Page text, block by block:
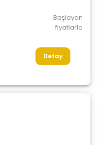
Başlayan
fiyatlarla
Detay